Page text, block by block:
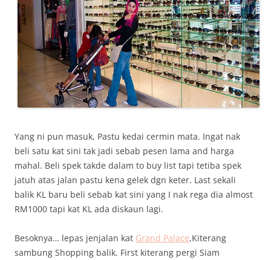
Yang ni pun masuk, Pastu kedai cermin mata. Ingat nak
beli satu kat sini tak jadi sebab pesen lama and harga
mahal. Beli spek takde dalam to buy list tapi tetiba spek
jatuh atas jalan pastu kena gelek dgn keter. Last sekali
balik KL baru beli sebab kat sini yang I nak rega dia almost
RM1000 tapi kat KL ada diskaun lagi.
Besoknya… lepas jenjalan kat Grand Palace,Kiterang
sambung Shopping balik. First kiterang pergi Siam